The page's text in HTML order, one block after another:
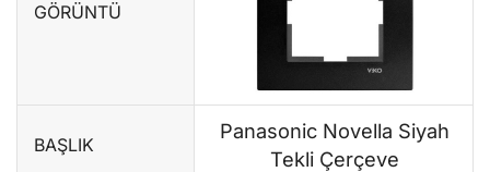
GÖRÜNTÜ
BAŞLIK
Panasonic Novella Siyah
Tekli Çerçeve